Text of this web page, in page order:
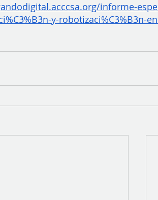
informe-
y-robotizaci%C3%B3n-